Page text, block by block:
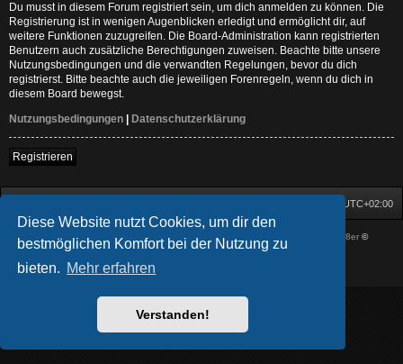
Diese Website nutzt Cookies, um dir den
bestmöglichen Komfort bei der Nutzung zu
bieten. Mehr erfahren
Verstanden!
Du musst in diesem Forum registriert sein, um dich anmelden zu können. Die
Registrierung ist in wenigen Augenblicken erledigt und ermöglicht dir, auf
weitere Funktionen zuzugreifen. Die Board-Administration kann registrierten
Benutzern auch zusätzliche Berechtigungen zuweisen. Beachte bitte unsere
Nutzungsbedingungen und die verwandten Regelungen, bevor du dich
registrierst. Bitte beachte auch die jeweiligen Forenregeln, wenn du dich in
diesem Board bewegst.
Nutzungsbedingungen
Datenschutzerklärung
Registrieren
UTC+02:00
Powered byphpBB® Forum Software © phpBB Limited Prosk8er©
phpBB.de
Datenschutz